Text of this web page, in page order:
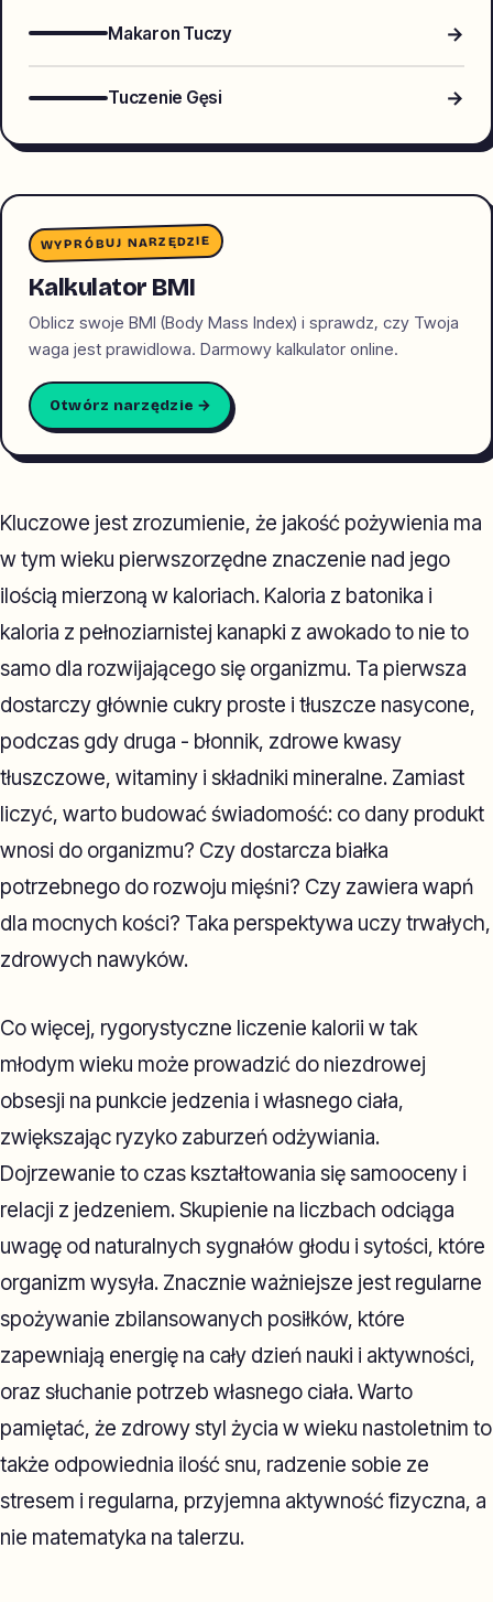
Makaron Tuczy →
Tuczenie Gęsi →
WYPRÓBUJ NARZĘDZIE
Kalkulator BMI
Oblicz swoje BMI (Body Mass Index) i sprawdz, czy Twoja
waga jest prawidlowa. Darmowy kalkulator online.
Otwórz narzędzie →
Kluczowe jest zrozumienie, że jakość pożywienia ma
w tym wieku pierwszorzędne znaczenie nad jego
ilością mierzoną w kaloriach. Kaloria z batonika i
kaloria z pełnoziarnistej kanapki z awokado to nie to
samo dla rozwijającego się organizmu. Ta pierwsza
dostarczy głównie cukry proste i tłuszcze nasycone,
podczas gdy druga - błonnik, zdrowe kwasy
tłuszczowe, witaminy i składniki mineralne. Zamiast
liczyć, warto budować świadomość: co dany produkt
wnosi do organizmu? Czy dostarcza białka
potrzebnego do rozwoju mięśni? Czy zawiera wapń
dla mocnych kości? Taka perspektywa uczy trwałych,
zdrowych nawyków.
Co więcej, rygorystyczne liczenie kalorii w tak
młodym wieku może prowadzić do niezdrowej
obsesji na punkcie jedzenia i własnego ciała,
zwiększając ryzyko zaburzeń odżywiania.
Dojrzewanie to czas kształtowania się samooceny i
relacji z jedzeniem. Skupienie na liczbach odciąga
uwagę od naturalnych sygnałów głodu i sytości, które
organizm wysyła. Znacznie ważniejsze jest regularne
spożywanie zbilansowanych posiłków, które
zapewniają energię na cały dzień nauki i aktywności,
oraz słuchanie potrzeb własnego ciała. Warto
pamiętać, że zdrowy styl życia w wieku nastoletnim to
także odpowiednia ilość snu, radzenie sobie ze
stresem i regularna, przyjemna aktywność fizyczna, a
nie matematyka na talerzu.